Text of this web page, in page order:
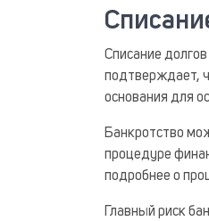
Списание
подтверждает,
основания для
Банкротство
процедуре
подробнее о
Главный риск